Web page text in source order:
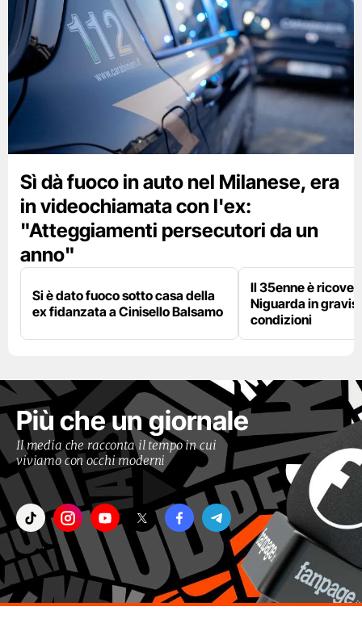
Sì dà fuoco in auto nel Milanese, era
in videochiamata con l'ex:
"Atteggiamenti persecutori da un
anno"
Si è dato fuoco sotto casa della
ex fidanzata a Cinisello Balsamo
Il 35enne è
Niguarda in
condizioni
Più che un giornale
Il media che racconta il tempo in cui
viviamo con occhi moderni